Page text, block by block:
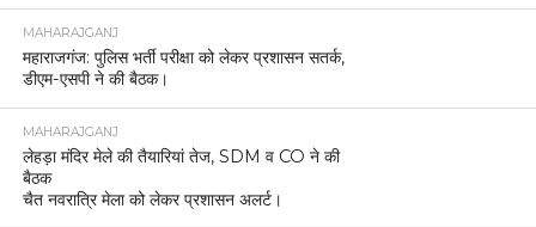
MAHARAJGANJ
महाराजगंज: पुलिस भर्ती परीक्षा को लेकर प्रशासन सतर्क,
डीएम-एसपी ने की बैठक।
MAHARAJGANJ
लेहड़ा मंदिर मेले की तैयारियां तेज, SDM व CO ने की
बैठक
चैत नवरात्रि मेला को लेकर प्रशासन अलर्ट।